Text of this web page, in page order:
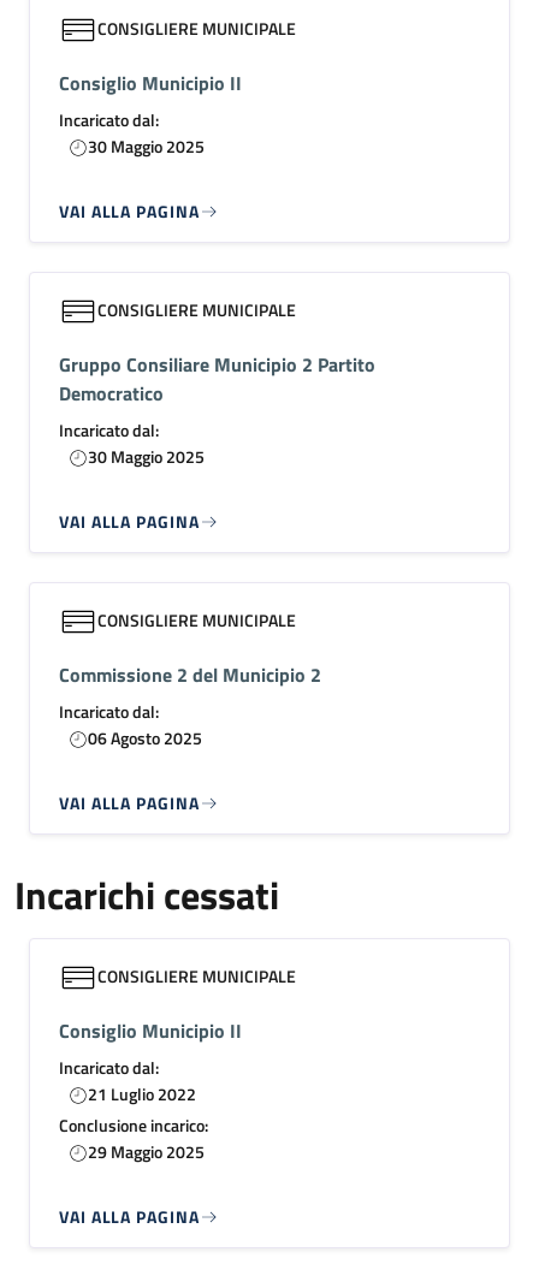
CONSIGLIERE MUNICIPALE
Consiglio Municipio II
Incaricato dal:
30 Maggio 2025
VAI ALLA PAGINA
CONSIGLIERE MUNICIPALE
Gruppo Consiliare Municipio 2 Partito
Democratico
Incaricato dal:
30 Maggio 2025
VAI ALLA PAGINA
CONSIGLIERE MUNICIPALE
Commissione 2 del Municipio 2
Incaricato dal:
06 Agosto 2025
VAI ALLA PAGINA
Incarichi cessati
CONSIGLIERE MUNICIPALE
Consiglio Municipio II
Incaricato dal:
21 Luglio 2022
Conclusione incarico:
29 Maggio 2025
VAI ALLA PAGINA